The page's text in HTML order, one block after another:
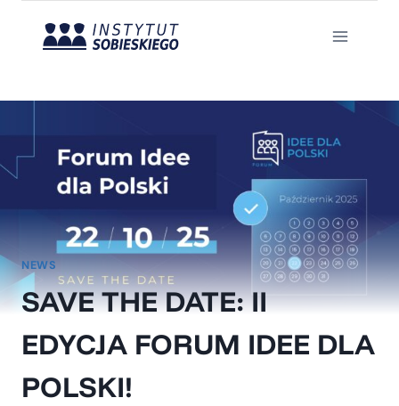
NEWS
SAVE THE DATE: II
EDYCJA FORUM IDEE DLA
POLSKI!